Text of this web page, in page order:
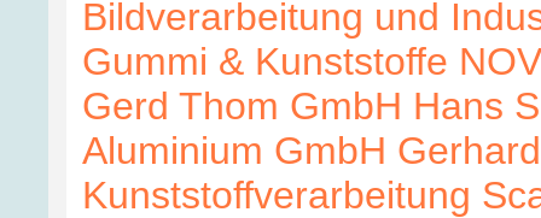
Bildverarbeitung und
Gummi & Kunststoffe
Gerd Thom GmbH Hans
Aluminium GmbH
Kunststoffverarbeitung